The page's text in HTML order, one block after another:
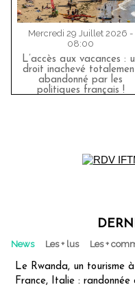
Mercredi 29 Juillet 2026 -
08:00
L’accès aux vacances :
droit inachevé
abandonné par les
politiques français !
News Les + lus Les +
Le Rwanda, un tourisme
France, Italie :